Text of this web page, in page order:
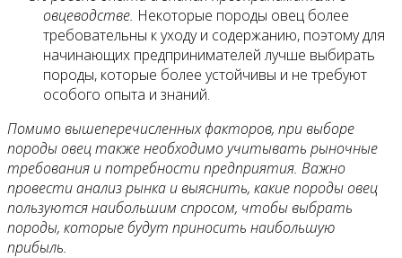
овцеводстве. Некоторые породы овец более
требовательны к уходу и содержанию, поэтому для
начинающих предпринимателей лучше выбирать
породы, которые более устойчивы и не требуют
особого опыта и знаний.
Помимо вышеперечисленных факторов, при выборе
породы овец также необходимо учитывать рыночные
требования и потребности предприятия. Важно
провести анализ рынка и выяснить, какие породы овец
пользуются наибольшим спросом, чтобы выбрать
породы, которые будут приносить наибольшую
прибыль.